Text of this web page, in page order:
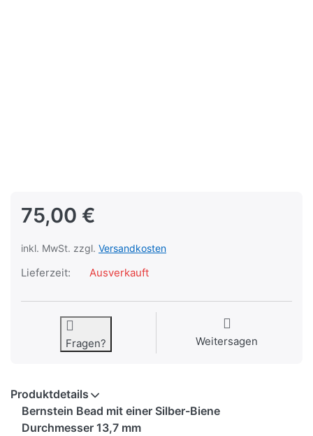
75,00 €
inkl. MwSt. zzgl. Versandkosten
Lieferzeit: Ausverkauft
Fragen? Weitersagen
Produktdetails
Bernstein Bead mit einer Silber-Biene
Durchmesser 13,7 mm